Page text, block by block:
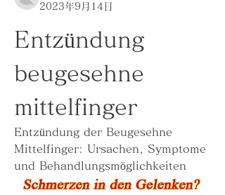
2023年9月14日
Entzündung
beugesehne
mittelfinger
Entzündung der Beugesehne
Mittelfinger: Ursachen, Symptome
und Behandlungsmöglichkeiten